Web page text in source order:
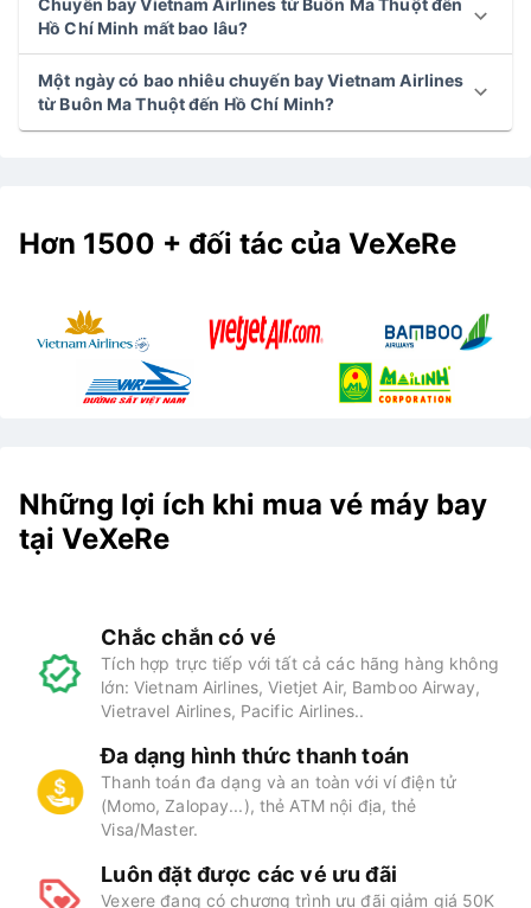
Hồ Chí Minh mất bao lâu?
Một ngày có bao nhiêu chuyến bay Vietnam Airlines
từ Buôn Ma Thuột đến Hồ Chí Minh?
Hơn 1500 + đối tác của VeXeRe
Những lợi ích khi mua vé máy bay
tại VeXeRe
Chắc chắn có vé
Tích hợp trực tiếp với tất cả các hãng hàng không
lớn: Vietnam Airlines, Vietjet Air, Bamboo Airway,
Vietravel Airlines, Pacific Airlines..
Đa dạng hình thức thanh toán
Thanh toán đa dạng và an toàn với ví điện tử
(Momo, Zalopay...), thẻ ATM nội địa, thẻ
Visa/Master.
Luôn đặt được các vé ưu đãi
Vexere đang có chương trình ưu đãi giảm giá 50K